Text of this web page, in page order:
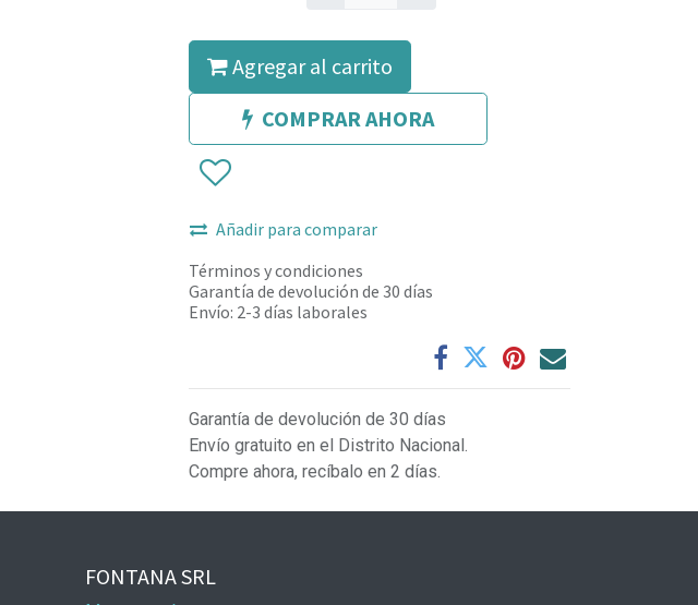
Agregar al carrito
COMPRAR AHORA
Añadir para comparar
Términos y condiciones
Garantía de devolución de 30 días
Envío: 2-3 días laborales
Garantía de devolución de 30 días
Envío gratuito en el Distrito Nacional.
Compre ahora, recíbalo en 2 días.
FONTANA SRL